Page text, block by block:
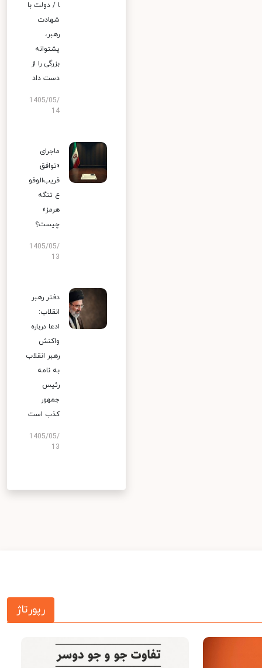
ا / دولت با
شهادت
رهبر،
پشتوانه
بزرگی را از
دست داد
1405/05/
14
ماجرای
«توافق
قریب‌الوقو
ع تنگه
هرمز»
چیست؟
1405/05/
13
دفتر رهبر
انقلاب:
ادعا درباره
واکنش
رهبر انقلاب
به نامه
رئیس
جمهور
کذب است
1405/05/
13
رپورتاژ